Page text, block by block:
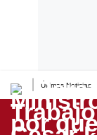
Últimas Noticias
Lo último
Peru Quiosco